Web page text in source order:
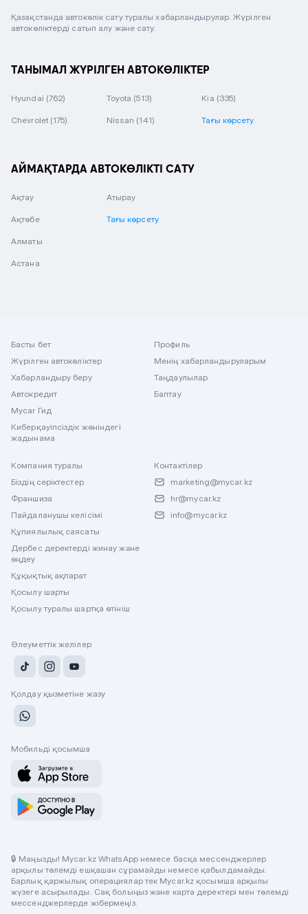
Қазақстанда автокөлік сату туралы хабарландырулар. Жүрілген
автокөліктерді сатып алу және сату.
ТАНЫМАЛ ЖҮРІЛГЕН АВТОКӨЛІКТЕР
Hyundai (762) Toyota (513) Kia (335)
Chevrolet (175) Nissan (141) Тағы көрсету
АЙМАҚТАРДА АВТОКӨЛІКТІ САТУ
Ақтау
Ақтөбе
Алматы
Астана
Атырау
Тағы көрсету
Басты бет
Жүрілген автокөліктер
Хабарландыру беру
Автокредит
Mycar Гид
Киберқауіпсіздік жөніндегі
жадынама
Профиль
Менің хабарландыруларым
Таңдаулылар
Баптау
Компания туралы
Біздің серіктестер
Франшиза
Пайдаланушы келісімі
Құпиялылық саясаты
Дербес деректерді жинау және
өңдеу
Құқықтық ақпарат
Қосылу шарты
Қосылу туралы шартқа өтініш
Контактілер
marketing@mycar.kz
hr@mycar.kz
info@mycar.kz
Әлеуметтік желілер
Қолдау қызметіне жазу
Мобильді қосымша
🔒 Маңызды! Mycar.kz WhatsApp немесе басқа мессенджерлер
арқылы төлемді ешқашан сұрамайды немесе қабылдамайды.
Барлық қаржылық операциялар тек Mycar.kz қосымша арқылы
жүзеге асырылады. Сақ болыңыз және карта деректері мен төлемді
мессенджерлерде жібермеңіз.